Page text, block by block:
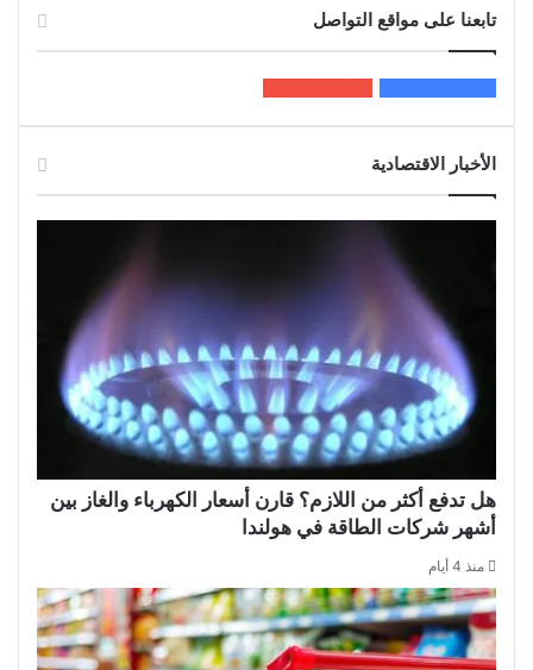
تابعنا على مواقع التواصل
الأخبار الاقتصادية
هل تدفع أكثر من اللازم؟ قارن أسعار الكهرباء والغاز بين
أشهر شركات الطاقة في هولندا
منذ 4 أيام